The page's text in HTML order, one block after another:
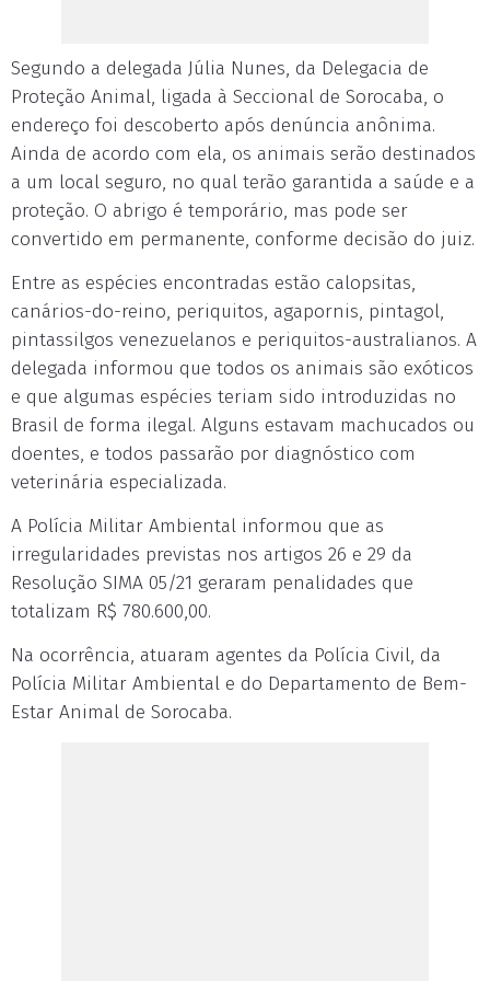
Segundo a delegada Júlia Nunes, da Delegacia de
Proteção Animal, ligada à Seccional de Sorocaba, o
endereço foi descoberto após denúncia anônima.
Ainda de acordo com ela, os animais serão destinados
a um local seguro, no qual terão garantida a saúde e a
proteção. O abrigo é temporário, mas pode ser
convertido em permanente, conforme decisão do juiz.
Entre as espécies encontradas estão calopsitas,
canários-do-reino, periquitos, agapornis, pintagol,
pintassilgos venezuelanos e periquitos-australianos. A
delegada informou que todos os animais são exóticos
e que algumas espécies teriam sido introduzidas no
Brasil de forma ilegal. Alguns estavam machucados ou
doentes, e todos passarão por diagnóstico com
veterinária especializada.
A Polícia Militar Ambiental informou que as
irregularidades previstas nos artigos 26 e 29 da
Resolução SIMA 05/21 geraram penalidades que
totalizam R$ 780.600,00.
Na ocorrência, atuaram agentes da Polícia Civil, da
Polícia Militar Ambiental e do Departamento de Bem-
Estar Animal de Sorocaba.